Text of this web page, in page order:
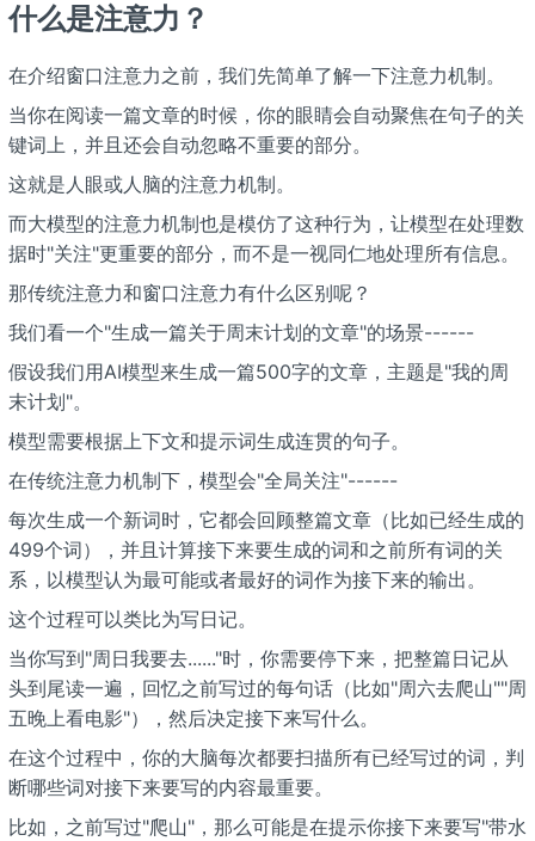
什么是注意力？
在介绍窗口注意力之前，我们先简单了解一下注意力机制。
当你在阅读一篇文章的时候，你的眼睛会自动聚焦在句子的关
键词上，并且还会自动忽略不重要的部分。
这就是人眼或人脑的注意力机制。
而大模型的注意力机制也是模仿了这种行为，让模型在处理数
据时"关注"更重要的部分，而不是一视同仁地处理所有信息。
那传统注意力和窗口注意力有什么区别呢？
我们看一个"生成一篇关于周末计划的文章"的场景------
假设我们用AI模型来生成一篇500字的文章，主题是"我的周
末计划"。
模型需要根据上下文和提示词生成连贯的句子。
在传统注意力机制下，模型会"全局关注"------
每次生成一个新词时，它都会回顾整篇文章（比如已经生成的
499个词），并且计算接下来要生成的词和之前所有词的关
系，以模型认为最可能或者最好的词作为接下来的输出。
这个过程可以类比为写日记。
当你写到"周日我要去......"时，你需要停下来，把整篇日记从
头到尾读一遍，回忆之前写过的每句话（比如"周六去爬山""周
五晚上看电影"），然后决定接下来写什么。
在这个过程中，你的大脑每次都要扫描所有已经写过的词，判
断哪些词对接下来要写的内容最重要。
比如，之前写过"爬山"，那么可能是在提示你接下来要写"带水